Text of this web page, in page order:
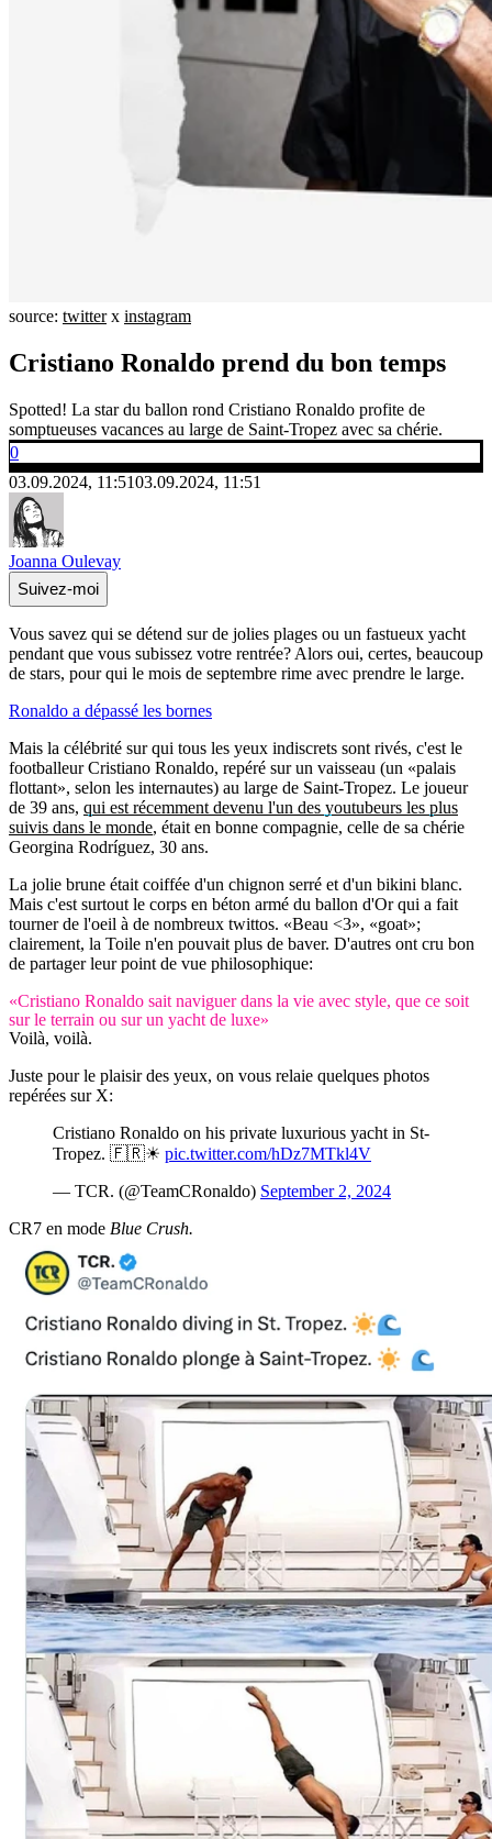
source: twitterx instagram
Cristiano Ronaldo prend du bon temps
Spotted! La star du ballon rond Cristiano Ronaldo profite de
somptueuses vacances au large de Saint-Tropez avec sa chérie.
0
03.09.2024, 11:5103.09.2024, 11:51
Joanna Oulevay
Suivez-moi
Vous savez qui se détend sur de jolies plages ou un fastueux yacht
pendant que vous subissez votre rentrée? Alors oui, certes, beaucoup
de stars, pour qui le mois de septembre rime avec prendre le large.
Ronaldo a dépassé les bornes
Mais la célébrité sur qui tous les yeux indiscrets sont rivés, c'est le
footballeur Cristiano Ronaldo, repéré sur un vaisseau (un «palais
flottant», selon les internautes) au large de Saint-Tropez. Le joueur
de 39 ans, qui est récemment devenu l'un des youtubeurs les plus
suivis dans le monde, était en bonne compagnie, celle de sa chérie
Georgina Rodríguez, 30 ans.
La jolie brune était coiffée d'un chignon serré et d'un bikini blanc.
Mais c'est surtout le corps en béton armé du ballon d'Or qui a fait
tourner de l'oeil à de nombreux twittos. «Beau <3», «goat»;
clairement, la Toile n'en pouvait plus de baver. D'autres ont cru bon
de partager leur point de vue philosophique:
«Cristiano Ronaldo sait naviguer dans la vie avec style, que ce soit
sur le terrain ou sur un yacht de luxe»
Voilà, voilà.
Juste pour le plaisir des yeux, on vous relaie quelques photos
repérées sur X:
Cristiano Ronaldo on his private luxurious yacht in St-
Tropez. 🇫🇷☀ pic.twitter.com/hDz7MTkl4V
— TCR. (@TeamCRonaldo) September 2, 2024
CR7 en mode Blue Crush.